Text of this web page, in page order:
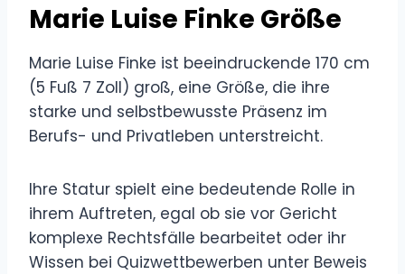
Marie Luise Finke Größe
Marie Luise Finke ist beeindruckende 170 cm
(5 Fuß 7 Zoll) groß, eine Größe, die ihre
starke und selbstbewusste Präsenz im
Berufs- und Privatleben unterstreicht.
Ihre Statur spielt eine bedeutende Rolle in
ihrem Auftreten, egal ob sie vor Gericht
komplexe Rechtsfälle bearbeitet oder ihr
Wissen bei Quizwettbewerben unter Beweis